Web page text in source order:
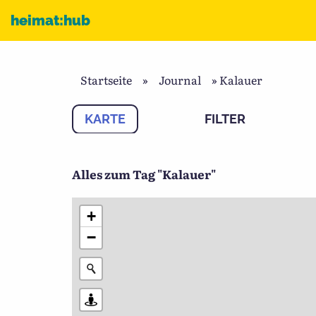
heimat:hub
Startseite » Journal » Kalauer
KARTE FILTER
Alles zum Tag "Kalauer"
+
−